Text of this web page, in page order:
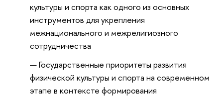
культуры и спорта как одного из основных
инструментов для укрепления
межнационального и межрелигиозного
сотрудничества
Государственные приоритеты развития
физической культуры и спорта на современном
этапе в контексте формирования